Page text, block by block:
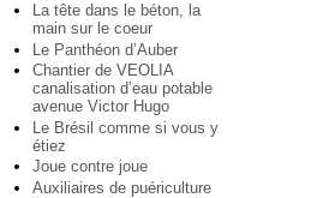
La tête dans le béton, la
main sur le coeur
Le Panthéon d’Auber
Chantier de VEOLIA
canalisation d’eau potable
avenue Victor Hugo
Le Brésil comme si vous y
étiez
Joue contre joue
Auxiliaires de puériculture